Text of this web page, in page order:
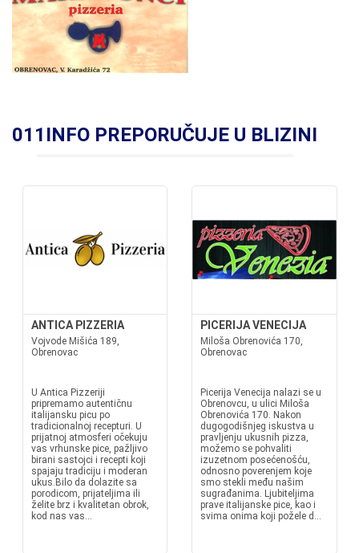
011INFO PREPORUČUJE U BLIZINI
ANTICA PIZZERIA
Vojvode Mišića 189,
Obrenovac
U Antica Pizzeriji
pripremamo autentičnu
italijansku picu po
tradicionalnoj recepturi. U
prijatnoj atmosferi očekuju
vas vrhunske pice, pažljivo
birani sastojci i recepti koji
spajaju tradiciju i moderan
ukus.Bilo da dolazite sa
porodicom, prijateljima ili
želite brz i kvalitetan obrok,
kod nas vas...
PICERIJA VENECIJA
Miloša Obrenovića 170,
Obrenovac
Picerija Venecija nalazi se u
Obrenovcu, u ulici Miloša
Obrenovića 170. Nakon
dugogodišnjeg iskustva u
pravljenju ukusnih pizza,
možemo se pohvaliti
izuzetnom posećenošću,
odnosno poverenjem koje
smo stekli među našim
sugrađanima. Ljubiteljima
prave italijanske pice, kao i
svima onima koji požele d...